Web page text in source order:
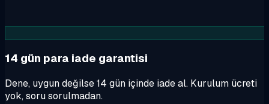
14 gün para iade garantisi
Dene, uygun değilse 14 gün içinde iade al. Kurulum ücreti
yok, soru sorulmadan.